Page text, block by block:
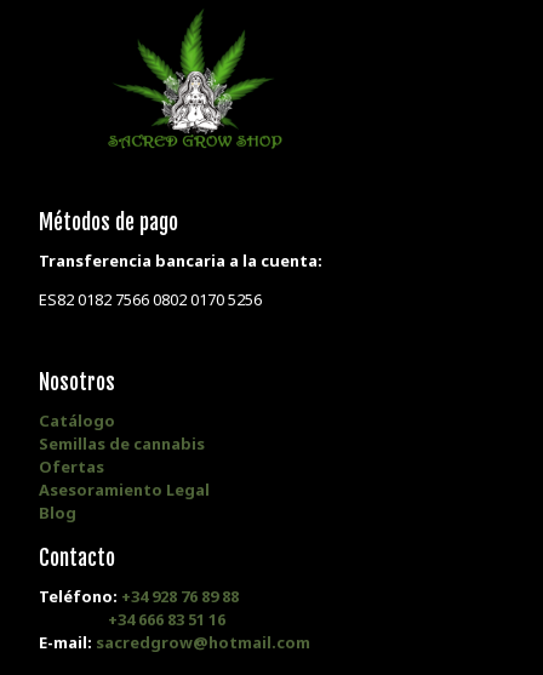
Métodos de pago
Transferencia bancaria a la cuenta:
ES82 0182 7566 0802 0170 5256
Nosotros
Catálogo
Semillas de cannabis
Ofertas
Asesoramiento Legal
Blog
Contacto
Teléfono: +34 928 76 89 88
+34 666 83 51 16
E-mail: sacredgrow@hotmail.com